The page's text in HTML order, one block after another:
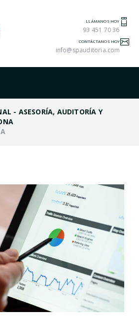
LLÁMANOS HOY
93 451 70 36
CONTÁCTANOS HOY
info@spauditoria.com
- ASESORÍA, AUDITORÍA Y